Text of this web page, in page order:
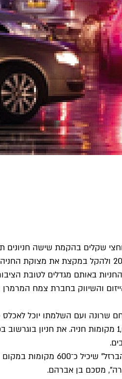
באותם מגדלים לטובת
והשיווק בחברת צמח
שמשתרע בין הרחובות הארבעה, קרליבך, החשמונאים וארניה, נמצא בשלבי הקמה
פרט למרכז העיר, צפויה העירייה לתת מענה
מסכם בן אברהם.